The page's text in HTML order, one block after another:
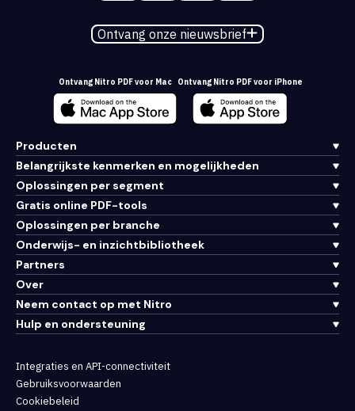
Ontvang onze nieuwsbrief
Ontvang Nitro PDF voor Mac Ontvang Nitro PDF voor iPhone
Producten
Belangrijkste kenmerken en mogelijkheden
Oplossingen per segment
Gratis online PDF-tools
Oplossingen per branche
Onderwijs- en inzichtbibliotheek
Partners
Over
Neem contact op met Nitro
Hulp en ondersteuning
Integraties en API-connectiviteit
Gebruiksvoorwaarden
Cookiebeleid